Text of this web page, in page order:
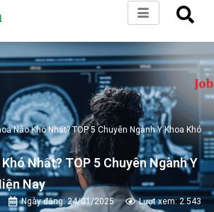
Nào Khó Nhất? TOP 5 Chuyên Ngành Y Khoa Khó
Nhất? TOP 5 Chuyên Ngành Y
Nay
Ngày đăng: 24/01/2025 Lượt xem: 2.543